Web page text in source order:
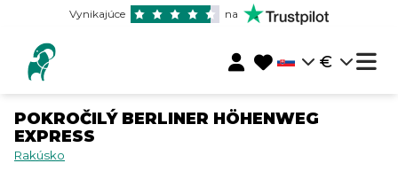
Vynikajúce na
€
POKROČILÝ BERLINER HÖHENWEG
EXPRESS
Rakúsko